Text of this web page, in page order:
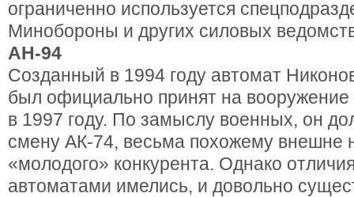
ограниченно используется
Минобороны и других силовых
АН-94
Созданный в 1994 году автомат
был официально принят на
в 1997 году. По замыслу военных, он
смену АК-74, весьма похожему внешне
«молодого» конкурента. Однако
автоматами имелись, и довольно